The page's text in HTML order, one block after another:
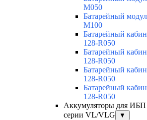
M050
Батарейный
M100
Батарейный
128-R050
Батарейный
128-R050
Батарейный
128-R050
Батарейный
128-R050
Аккумуляторы для
серии VL/VLG
▼